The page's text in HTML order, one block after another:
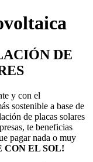
DE
y con el
sostenible a base de
de placas solares
te beneficias
pagar nada o muy
CON EL SOL!